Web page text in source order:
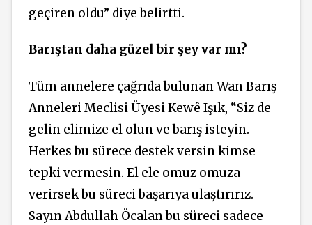
geçiren oldu” diye belirtti.
Barıştan daha güzel bir şey var mı?
Tüm annelere çağrıda bulunan Wan Barış
Anneleri Meclisi Üyesi Kewê Işık, “Siz de
gelin elimize el olun ve barış isteyin.
Herkes bu sürece destek versin kimse
tepki vermesin. El ele omuz omuza
verirsek bu süreci başarıya ulaştırırız.
Sayın Abdullah Öcalan bu süreci sadece